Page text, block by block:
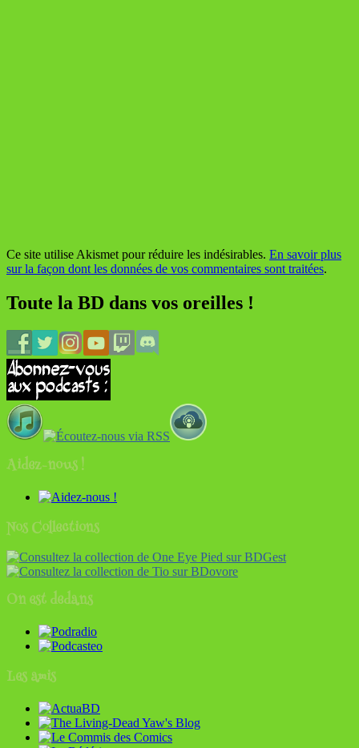
Ce site utilise Akismet pour réduire les indésirables. En savoir plus
sur la façon dont les données de vos commentaires sont traitées.
Toute la BD dans vos oreilles !
Aidez-nous !
Nos Collections
On est dedans
Les amis